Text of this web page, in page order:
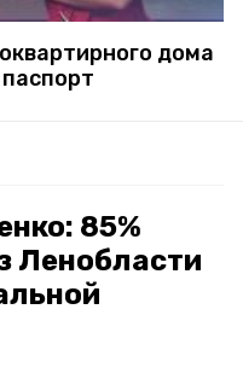
дома
85%
Ленобласти